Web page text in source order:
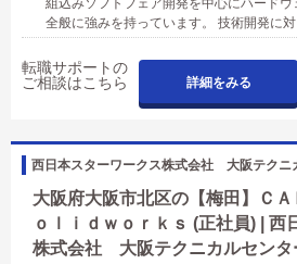
組込みソフトフェア開発を中心にハード
全般に強みを持っています。 技術開発に
転職サポートの
ご相談はこちら
詳細をみる
西日本スターワークス株式会社 大阪テクニ
大阪府大阪市北区の【梅田】Ｃ
ｏｌｉｄｗｏｒｋｓ (正社員) | 西
株式会社 大阪テクニカルセンタ